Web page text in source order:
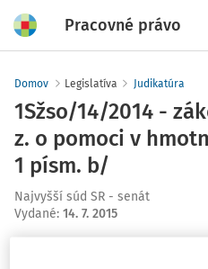
Pracovné právo
Domov Legislatíva Judikatúra
1Sžso/14/2014 -
z. o pomoci v
1 písm. b/
Najvyšší súd SR - senát
Vydané: 14. 7. 2015